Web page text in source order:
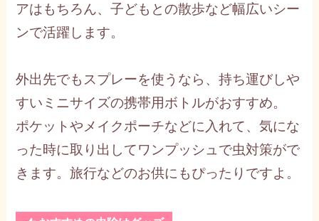
アはもちろん、子どもとの散歩など幅広いシー
ンで活躍します。
外出先でもスプレーを使うなら、持ち運びしや
すいミニサイズの携帯用ボトルがおすすめ。
ポケットやメイクポーチなどに入れて、気にな
った時に取り出してワンプッシュで虫対策がで
きます。旅行などのお供にもぴったりですよ。